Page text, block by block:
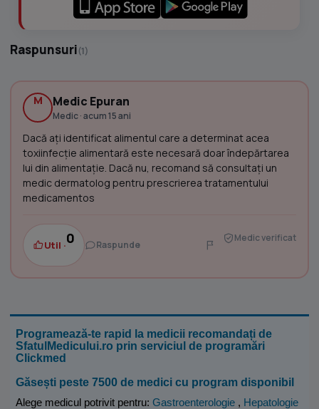
Raspunsuri(1)
M Medic Epuran
Medic · acum 15 ani
Dacă aţi identificat alimentul care a determinat acea
toxiinfecţie alimentară este necesară doar îndepărtarea
lui din alimentaţie. Dacă nu, recomand să consultaţi un
medic dermatolog pentru prescrierea tratamentului
medicamentos
Util ·0 Raspunde
Medic verificat
Programează-te rapid la medicii recomandați de
SfatulMedicului.ro prin serviciul de programări
Clickmed
Găsești peste 7500 de medici cu program disponibil
Alege medicul potrivit pentru: Gastroenterologie , Hepatologie